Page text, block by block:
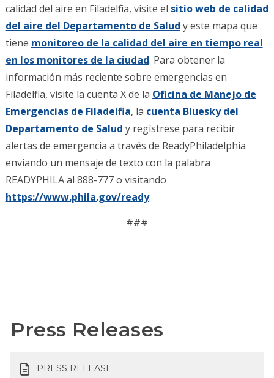
calidad del aire en Filadelfia, visite el sitio web de calidad
del aire del Departamento de Salud y este mapa que
tiene monitoreo de la calidad del aire en tiempo real
en los monitores de la ciudad. Para obtener la
información más reciente sobre emergencias en
Filadelfia, visite la cuenta X de la Oficina de Manejo de
Emergencias de Filadelfia, la cuenta Bluesky del
Departamento de Salud y regístrese para recibir
alertas de emergencia a través de ReadyPhiladelphia
enviando un mensaje de texto con la palabra
READYPHILA al 888-777 o visitando
https://www.phila.gov/ready.
###
Press Releases
PRESS RELEASE